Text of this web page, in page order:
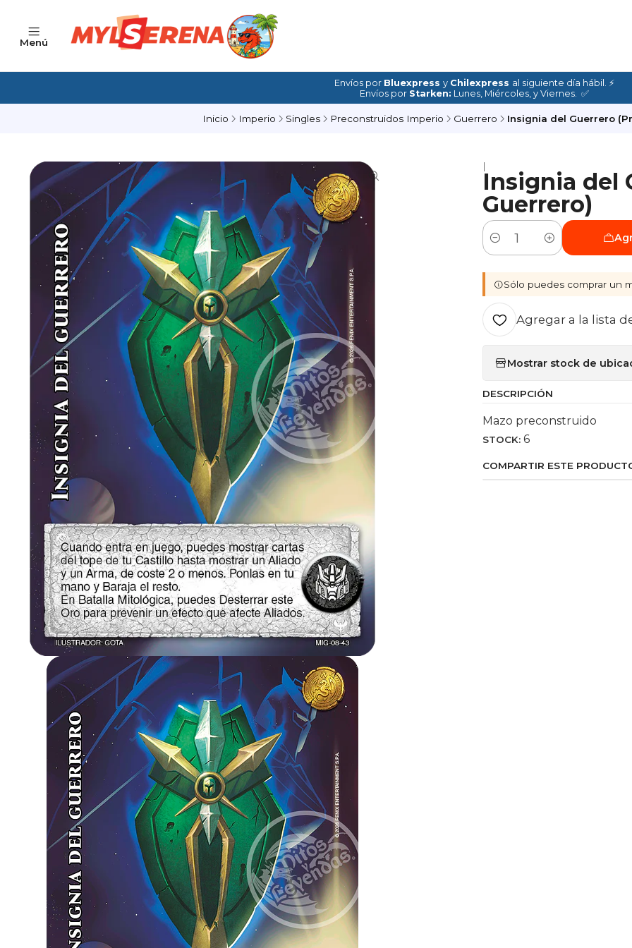
Menú
Envíos por Bluexpress y Chilexpress al siguiente día hábil. ⚡
Envíos por Starken: Lunes, Miércoles, y Viernes. ✅
Inicio Imperio Singles Preconstruidos Imperio Guerrero Insignia del Guerrero
|
Insignia del
Guerrero)
Cantidad
Sólo puedes comprar un
Agregar a la lista
Mostrar stock de
DESCRIPCIÓN
Mazo preconstruido
STOCK: 6
COMPARTIR ESTE